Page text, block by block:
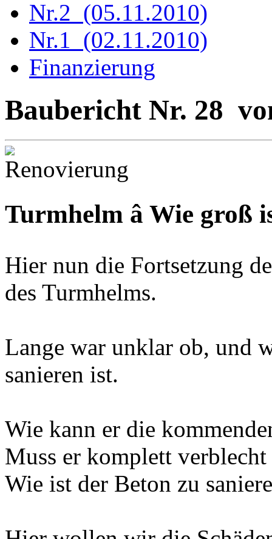
Nr.2 (05.11.2010)
Nr.1 (02.11.2010)
Finanzierung
Baubericht Nr. 28
Turmhelm â Wie groß
Hier nun die Fortsetzung
des Turmhelms.
Lange war unklar ob, und
sanieren ist.
Wie kann er die
Muss er komplett verblecht
Wie ist der Beton zu